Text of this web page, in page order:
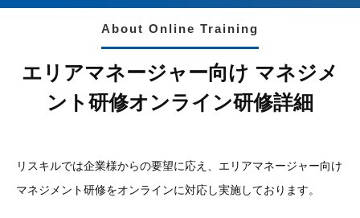
About Online Training
エリアマネージャー向け マネジメ
ント研修オンライン研修詳細
リスキルでは企業様からの要望に応え、エリアマネージャー向け
マネジメント研修をオンラインに対応し実施しております。